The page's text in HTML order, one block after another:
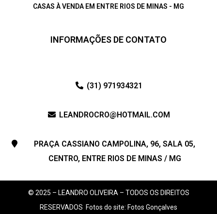
CASAS À VENDA EM ENTRE RIOS DE MINAS - MG
INFORMAÇÕES DE CONTATO
(31) 971934321
LEANDROCRO@HOTMAIL.COM
PRAÇA CASSIANO CAMPOLINA, 96, SALA 05,
CENTRO, ENTRE RIOS DE MINAS / MG
© 2025 – LEANDRO OLIVEIRA – TODOS OS DIREITOS
RESERVADOS Fotos do site: Fotos Gonçalves